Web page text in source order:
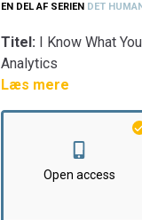
EN DEL AF SERIEN DET
Titel: I Know What
Analytics
Fakultet:Det
Institut:Institut for
Læs mere
Open access